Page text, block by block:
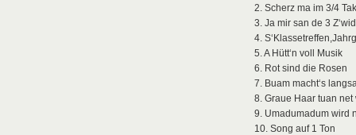
2. Scherz ma im 3/4
3. Ja mir san de 3
4.
5. A Hütt‘n voll Musik
6. Rot sind die Rosen
7. Buam macht‘s
8. Graue Haar tuan net
9. Umadumadum wird
10. Song auf 1 Ton